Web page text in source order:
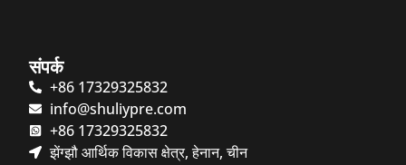
संपर्क
+86 17329325832
info@shuliypre.com
+86 17329325832
झेंग्झौ आर्थिक विकास क्षेत्र, हेनान, चीन